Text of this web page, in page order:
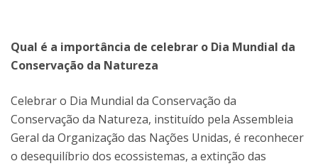
Qual é a importância de celebrar o Dia Mundial da
Conservação da Natureza
Celebrar o Dia Mundial da Conservação da
Conservação da Natureza, instituído pela Assembleia
Geral da Organização das Nações Unidas, é reconhecer
o desequilíbrio dos ecossistemas, a extinção das